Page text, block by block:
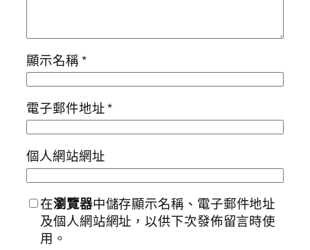
顯示名稱*
電子郵件地址*
個人網站網址
在瀏覽器中儲存顯示名稱、電子郵件地址
及個人網站網址，以供下次發佈留言時使
用。